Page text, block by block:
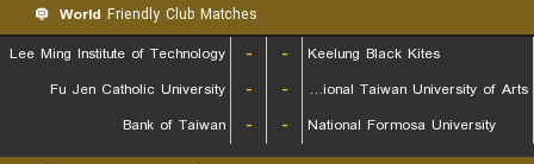
World Friendly Club Matches
Lee Ming Institute of Technology
- -
Keelung Black Kites
Fu Jen Catholic University
- -
National Taiwan University of Arts
Bank of Taiwan
- - National Formosa University